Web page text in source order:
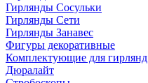
Гирлянды Сосульки
Гирлянды Сети
Гирлянды Занавес
Фигуры декоративные
Комплектующие для гирлянд
Дюралайт